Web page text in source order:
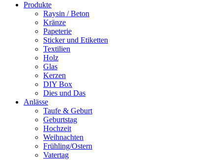
Produkte
Raysin / Beton
Kränze
Papeterie
Sticker und Etiketten
Textilien
Holz
Glas
Kerzen
DIY Box
Dies und Das
Anlässe
Taufe & Geburt
Geburtstag
Hochzeit
Weihnachten
Frühling/Ostern
Vatertag